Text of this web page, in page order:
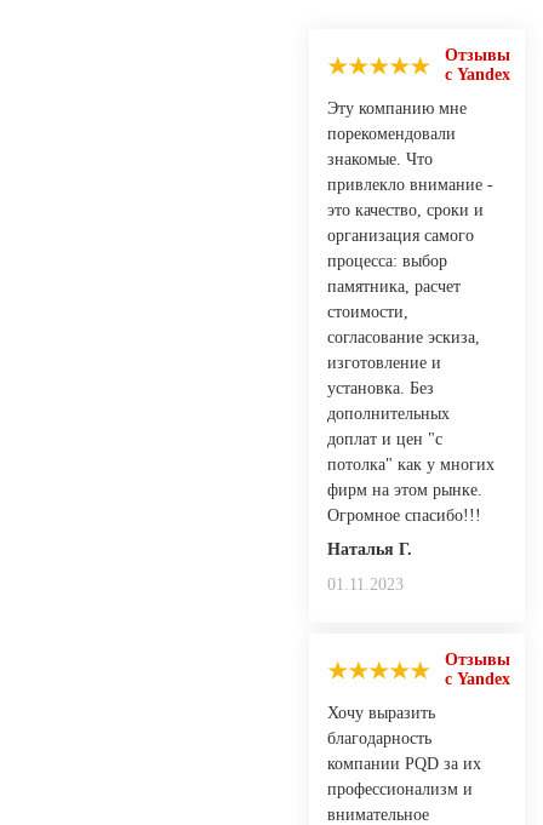
Отзывы
с Yandex
Эту компанию мне
порекомендовали
знакомые. Что
привлекло внимание -
это качество, сроки и
организация самого
процесса: выбор
памятника, расчет
стоимости,
согласование эскиза,
изготовление и
установка. Без
дополнительных
доплат и цен "с
потолка" как у многих
фирм на этом рынке.
Огромное спасибо!!!
Наталья Г.
01.11.2023
Отзывы
с Yandex
Хочу выразить
благодарность
компании PQD за их
профессионализм и
внимательное